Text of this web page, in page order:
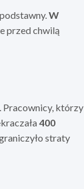
W
przed chwilą
Pracownicy, którzy
400
straty